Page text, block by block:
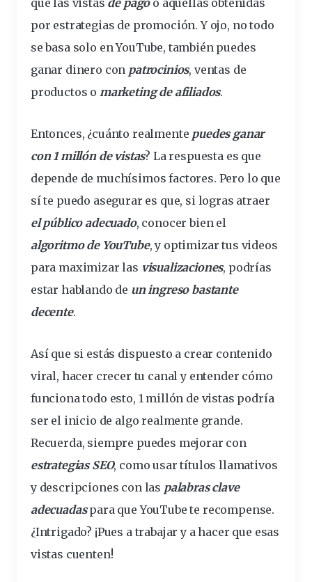
que las vistas de pagoo aquellas obtenidas
por estrategias de promoción. Y ojo, no todo
se basa solo en YouTube, también puedes
ganar dinero con patrocinios, ventas de
productos o marketing de afiliados.
Entonces, ¿cuánto realmente puedes ganar
con 1 millón de vistas? La respuesta es que
depende de muchísimos factores. Pero lo que
sí te puedo asegurar es que, si logras atraer
el público adecuado, conocer bien el
algoritmo de YouTube, y optimizar tus videos
para maximizar las visualizaciones, podrías
estar hablando de un ingreso bastante
decente.
Así que si estás dispuesto a crear contenido
viral, hacer crecer tu canaly entender cómo
funciona todo esto, 1 millón de vistas podría
ser el inicio de algo realmente grande.
Recuerda, siempre puedes mejorar con
estrategias SEO, como usar títulos llamativos
y descripciones con las palabras clave
adecuadaspara que YouTube te recompense.
¿Intrigado? ¡Pues a trabajar y a hacer que esas
vistas cuenten!